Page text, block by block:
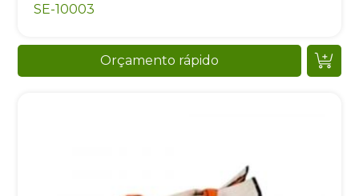
SE-10003
Orçamento rápido